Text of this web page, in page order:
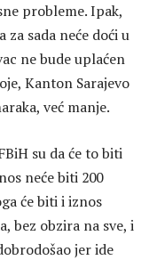
probleme. Ipak,
sada neće doći u
ne bude uplaćen
Kanton Sarajevo
već manje.
su da će to biti
neće biti 200
će biti i iznos
bez obzira na sve, i
jer ide